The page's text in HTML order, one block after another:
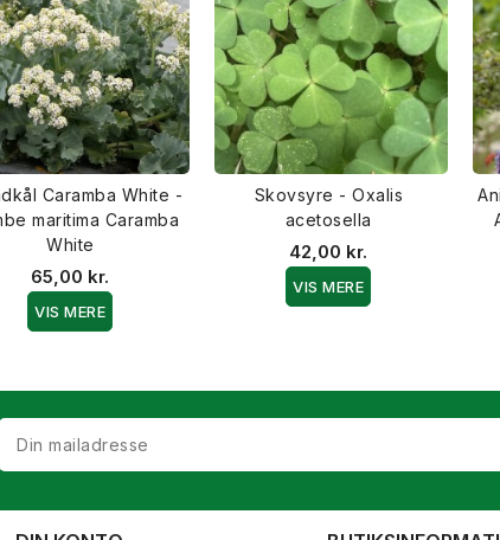
Caramba White -
maritima Caramba
White
65,00 kr.
VIS MERE
Skovsyre - Oxalis
acetosella
42,00 kr.
VIS MERE